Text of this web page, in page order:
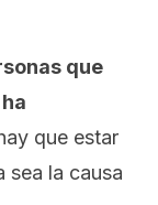
que
que estar
sea la causa